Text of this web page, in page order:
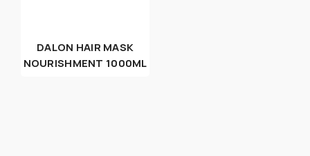
DALON HAIR MASK
NOURISHMENT 1000ML